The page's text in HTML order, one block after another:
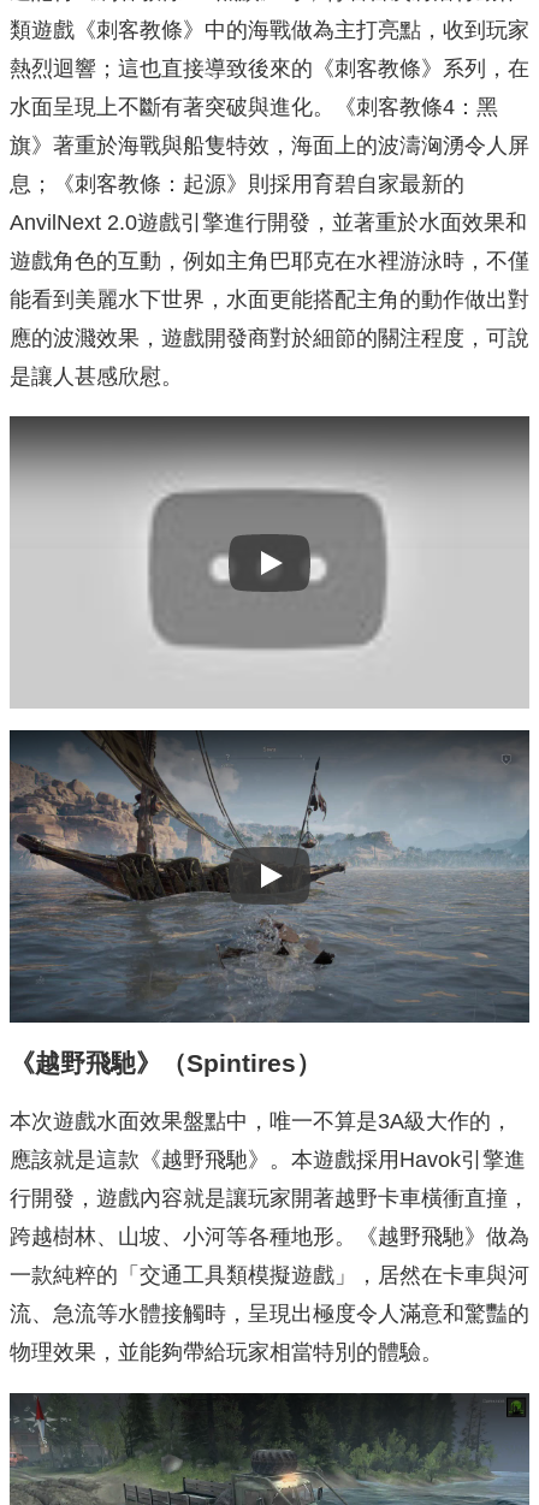
類遊戲《刺客教條》中的海戰做為主打亮點，收到玩家
熱烈迴響；這也直接導致後來的《刺客教條》系列，在
水面呈現上不斷有著突破與進化。《刺客教條4：黑
旗》著重於海戰與船隻特效，海面上的波濤洶湧令人屏
息；《刺客教條：起源》則採用育碧自家最新的
AnvilNext 2.0遊戲引擎進行開發，並著重於水面效果和
遊戲角色的互動，例如主角巴耶克在水裡游泳時，不僅
能看到美麗水下世界，水面更能搭配主角的動作做出對
應的波濺效果，遊戲開發商對於細節的關注程度，可說
是讓人甚感欣慰。
Play
Play
《越野飛馳》（Spintires）
本次遊戲水面效果盤點中，唯一不算是3A級大作的，
應該就是這款《越野飛馳》。本遊戲採用Havok引擎進
行開發，遊戲內容就是讓玩家開著越野卡車橫衝直撞，
跨越樹林、山坡、小河等各種地形。《越野飛馳》做為
一款純粹的「交通工具類模擬遊戲」，居然在卡車與河
流、急流等水體接觸時，呈現出極度令人滿意和驚豔的
物理效果，並能夠帶給玩家相當特別的體驗。